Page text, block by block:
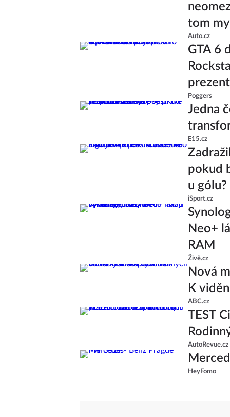
tom
Auto.cz
GTA 6
Poggers
Jedna
E15.cz
pokud
u gólu?
iSport.cz
Neo+
RAM
Živě.cz
Nová
K
ABC.cz
TEST
AutoRevue.cz
HeyFomo